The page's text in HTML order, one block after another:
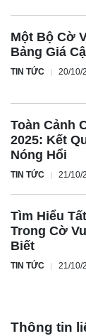
Một Bộ Cờ
Bảng Giá
TIN TỨC 20/10/
Toàn Cảnh
2025: Kết
Nóng Hổi
TIN TỨC 21/10/
Tìm Hiểu
Trong Cờ
Biết
TIN TỨC 21/10/
Thông tin